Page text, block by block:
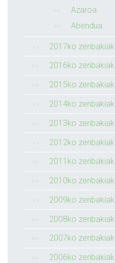
Azaroa
Abendua
2017ko zenbakiak
2016ko zenbakiak
2015ko zenbakiak
2014ko zenbakiak
2013ko zenbakiak
2012ko zenbakiak
2011ko zenbakiak
2010ko zenbakiak
2009ko zenbakiak
2008ko zenbakiak
2007ko zenbakiak
2006ko zenbakiak